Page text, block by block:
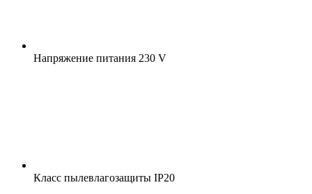
Напряжение питания 230 V
Класс пылевлагозащиты IP20